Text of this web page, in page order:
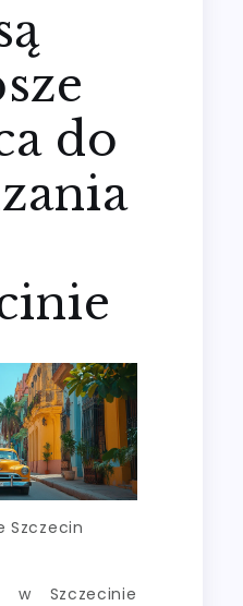
do
Szczecin
w Szczecinie